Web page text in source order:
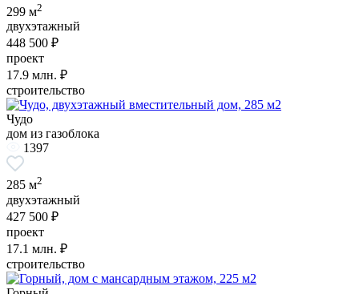
299 м2
двухэтажный
448 500 ₽
проект
17.9 млн. ₽
строительство
Чудо
дом из газоблока
1397
285 м2
двухэтажный
427 500 ₽
проект
17.1 млн. ₽
строительство